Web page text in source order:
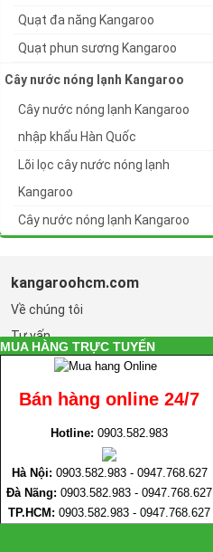
Quạt đa năng Kangaroo
Quạt phun sương Kangaroo
Cây nước nóng lạnh Kangaroo
Cây nước nóng lạnh Kangaroo
nhập khẩu Hàn Quốc
Lõi lọc cây nước nóng lạnh
Kangaroo
Cây nước nóng lạnh Kangaroo
kangaroohcm.com
Về chúng tôi
Tư vấn
Hình thức mua hàng
MUA HÀNG TRỰC TUYẾN
Bán hàng online 24/7
Hotline: 0903.582.983
Hà Nội: 0903.582.983 - 0947.768.627
Ðà Nãng: 0903.582.983 - 0947.768.627
TP.HCM: 0903.582.983 - 0947.768.627